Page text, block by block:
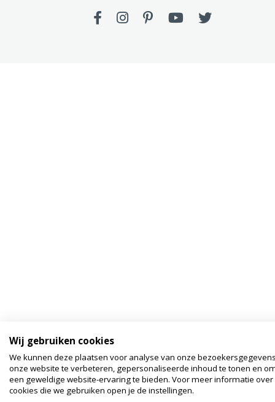
Wij gebruiken cookies
We kunnen deze plaatsen voor analyse van onze
onze website te verbeteren, gepersonaliseerde inhoud te tonen en
een geweldige website-ervaring te bieden. Voor meer informatie over
cookies die we gebruiken open je de instellingen.